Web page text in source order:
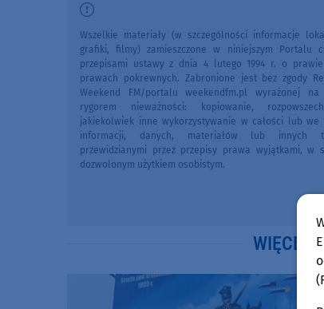
Wszelkie materiały (w szczególności informacje
grafiki, filmy) zamieszczone w niniejszym Portalu
przepisami ustawy z dnia 4 lutego 1994 r. o
prawach pokrewnych. Zabronione jest bez zgody
Weekend FM/portalu weekendfm.pl wyrażonej na
rygorem nieważności: kopiowanie,
jakiekolwiek inne wykorzystywanie w całości lub we
informacji, danych, materiałów lub innych
przewidzianymi przez przepisy prawa wyjątkami, w
dozwolonym użytkiem osobistym.
WIĘCEJ